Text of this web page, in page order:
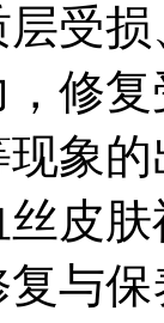
受
修
象
皮
与